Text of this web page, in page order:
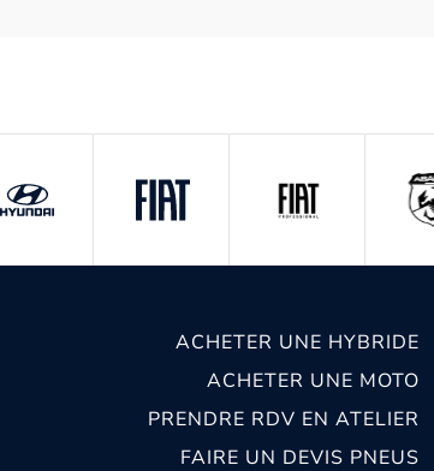
ACHETER UNE HYBRIDE
ACHETER UNE MOTO
PRENDRE RDV EN ATELIER
FAIRE UN DEVIS PNEUS